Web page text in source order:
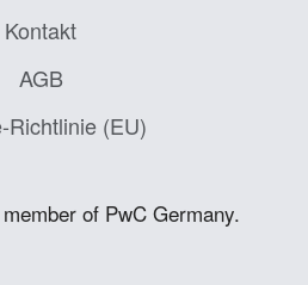
Kontakt
AGB
Richtlinie (EU)
of PwC Germany.